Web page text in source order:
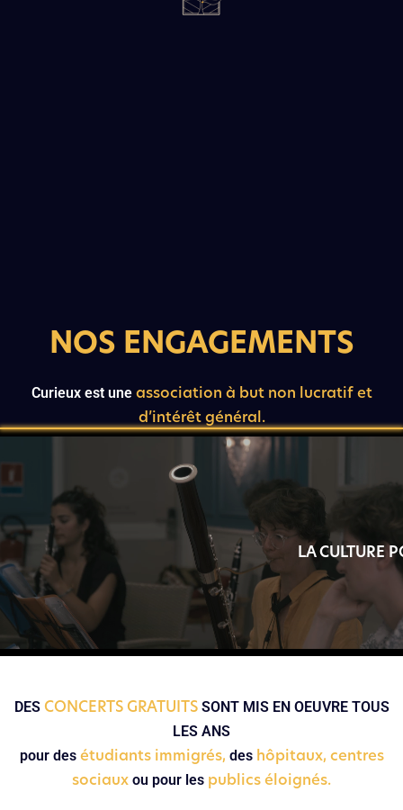
NOS ENGAGEMENTS
Curieux est une association à but non lucratif et
d’intérêt général.
LA CULTURE
DES CONCERTS GRATUITSSONT MIS EN OEUVRE TOUS
LES ANS
pour des étudiants immigrés, des hôpitaux, centres
sociaux ou pour les publics éloignés.